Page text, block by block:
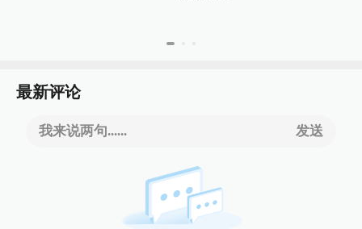
最新评论
我来说两句...... 发送